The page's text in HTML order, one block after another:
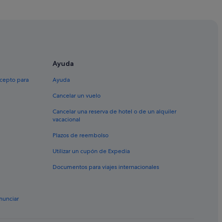
Forno
para
Ayuda
Ayuda
Cancelar un vuelo
Cancelar una reserva de hotel o de un alquiler
vacacional
Plazos de reembolso
Utilizar un cupón de Expedia
Documentos para viajes internacionales